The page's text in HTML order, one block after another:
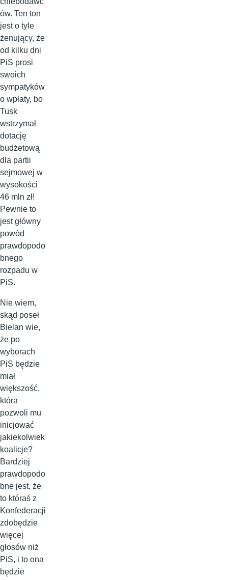
ów. Ten ton
jest o tyle
żenujący, że
od kilku dni
PiS prosi
swoich
sympatyków
o wpłaty, bo
Tusk
wstrzymał
dotację
budżetową
dla partii
sejmowej w
wysokości
46 mln zł!
Pewnie to
jest główny
powód
prawdopodo
bnego
rozpadu w
PiS.
Nie wiem,
skąd poseł
Bielan wie,
że po
wyborach
PiS będzie
miał
większość,
która
pozwoli mu
inicjować
jakiekolwiek
koalicje?
Bardziej
prawdopodo
bne jest, że
to któraś z
Konfederacji
zdobędzie
więcej
głosów niż
PiS, i to ona
będzie